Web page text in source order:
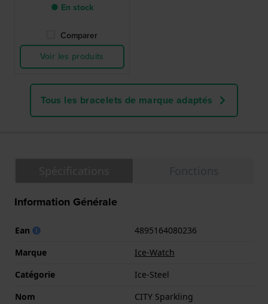
● En stock
Comparer
Voir les produits
Tous les bracelets de marque adaptés
Information Générale
Ean
4895164080236
Marque
Ice-Watch
Catégorie
Ice-Steel
Nom
CITY Sparkling